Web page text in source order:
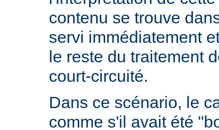
contenu se trouve
servi immédiatement
le reste du traitement
court-circuité.
Dans ce scénario, le
comme s'il avait été